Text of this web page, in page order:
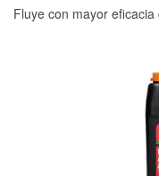
Fluye con mayor